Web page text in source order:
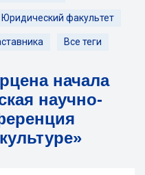
Юридический факультет
Все теги
начала
научно-